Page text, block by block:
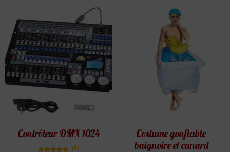
Contrôleur DMX 1024
(9)
Costume gonflable
baignoire et canard